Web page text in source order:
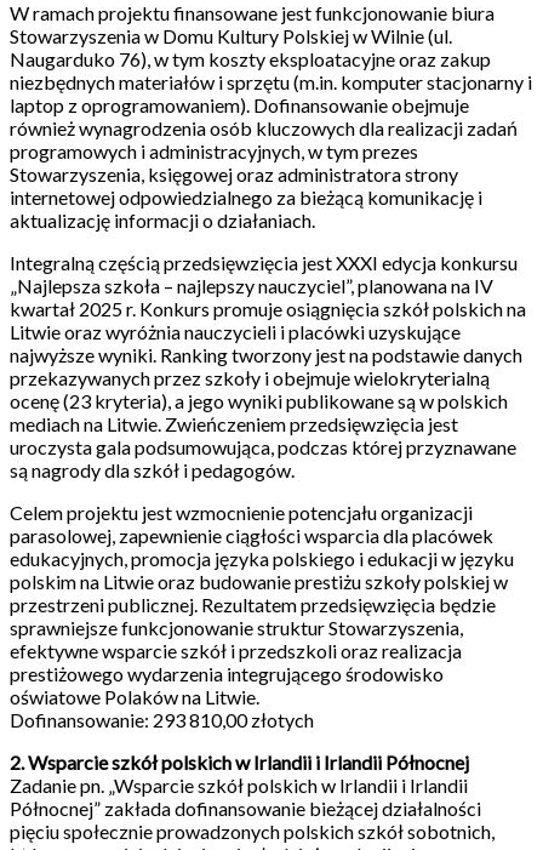
W ramach projektu finansowane jest funkcjonowanie biura
Stowarzyszenia w Domu Kultury Polskiej w Wilnie (ul.
Naugarduko 76), w tym koszty eksploatacyjne oraz zakup
niezbędnych materiałów i sprzętu (m.in. komputer stacjonarny i
laptop z oprogramowaniem). Dofinansowanie obejmuje
również wynagrodzenia osób kluczowych dla realizacji zadań
programowych i administracyjnych, w tym prezes
Stowarzyszenia, księgowej oraz administratora strony
internetowej odpowiedzialnego za bieżącą komunikację i
aktualizację informacji o działaniach.
Integralną częścią przedsięwzięcia jest XXXI edycja konkursu
„Najlepsza szkoła – najlepszy nauczyciel”, planowana na IV
kwartał 2025 r. Konkurs promuje osiągnięcia szkół polskich na
Litwie oraz wyróżnia nauczycieli i placówki uzyskujące
najwyższe wyniki. Ranking tworzony jest na podstawie danych
przekazywanych przez szkoły i obejmuje wielokryterialną
ocenę (23 kryteria), a jego wyniki publikowane są w polskich
mediach na Litwie. Zwieńczeniem przedsięwzięcia jest
uroczysta gala podsumowująca, podczas której przyznawane
są nagrody dla szkół i pedagogów.
Celem projektu jest wzmocnienie potencjału organizacji
parasolowej, zapewnienie ciągłości wsparcia dla placówek
edukacyjnych, promocja języka polskiego i edukacji w języku
polskim na Litwie oraz budowanie prestiżu szkoły polskiej w
przestrzeni publicznej. Rezultatem przedsięwzięcia będzie
sprawniejsze funkcjonowanie struktur Stowarzyszenia,
efektywne wsparcie szkół i przedszkoli oraz realizacja
prestiżowego wydarzenia integrującego środowisko
oświatowe Polaków na Litwie.
Dofinansowanie: 293 810,00 złotych
2. Wsparcie szkół polskich w Irlandii i Irlandii Północnej
Zadanie pn. „Wsparcie szkół polskich w Irlandii i Irlandii
Północnej” zakłada dofinansowanie bieżącej działalności
pięciu społecznie prowadzonych polskich szkół sobotnich,